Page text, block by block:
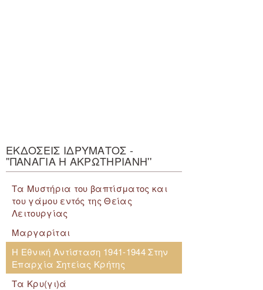
ΕΚΔΟΣΕΙΣ ΙΔΡΥΜΑΤΟΣ -
''ΠΑΝΑΓΙΑ Η ΑΚΡΩΤΗΡΙΑΝΗ''
Τα Μυστήρια του βαπτίσματος και
του γάμου εντός της Θείας
Λειτουργίας
Μαργαρίται
Η Εθνική Αντίσταση 1941-1944 Στην
Επαρχία Σητείας Κρήτης
Τα Κρυ(γι)ά